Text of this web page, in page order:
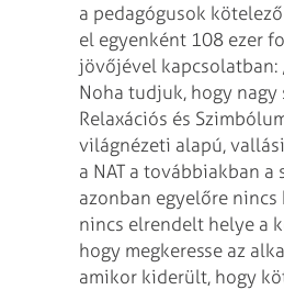
a pedagógusok
el egyenként 108 ezer
jövőjével kapcsolatban:
Noha tudjuk, hogy nagy
Relaxációs és
világnézeti alapú,
a NAT a továbbiakban
azonban egyelőre nincs
nincs elrendelt helye a
hogy megkeresse az
amikor kiderült, hogy